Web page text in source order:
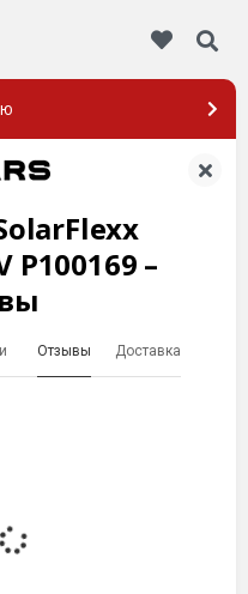
P100169 –
Отзывы Доставка